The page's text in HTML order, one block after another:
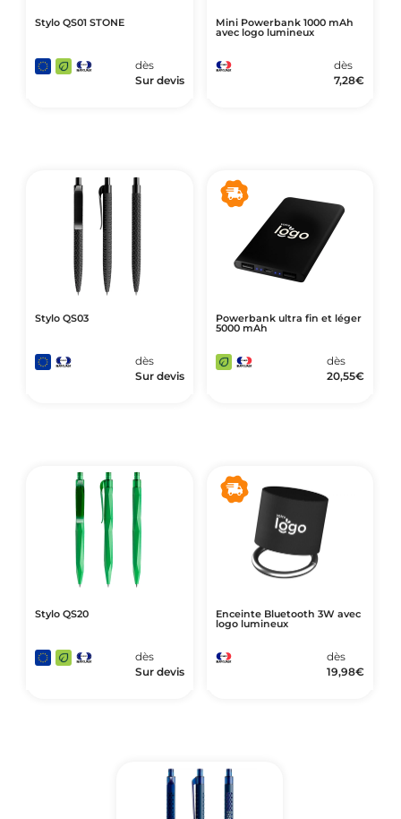
Stylo QS01 STONE
dès
Sur devis
Mini Powerbank 1000 mAh
avec logo lumineux
dès
7,28€
Stylo QS03
dès
Sur devis
Powerbank ultra fin et léger
5000 mAh
dès
20,55€
Stylo QS20
dès
Sur devis
Enceinte Bluetooth 3W avec
logo lumineux
dès
19,98€